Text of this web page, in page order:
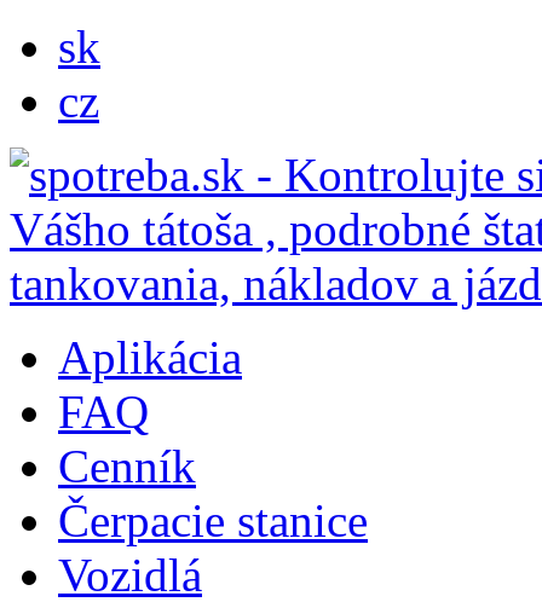
sk
cz
Aplikácia
FAQ
Cenník
Čerpacie stanice
Vozidlá